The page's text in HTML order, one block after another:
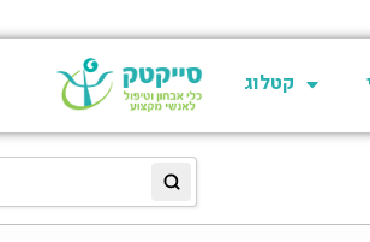
קטלוג